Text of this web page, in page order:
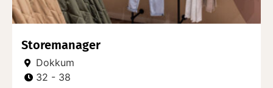
Storemanager
Dokkum
32 - 38